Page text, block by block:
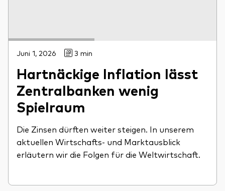
Juni 1, 2026 3 min
Hartnäckige Inflation lässt
Zentralbanken wenig
Spielraum
Die Zinsen dürften weiter steigen. In unserem
aktuellen Wirtschafts- und Marktausblick
erläutern wir die Folgen für die Weltwirtschaft.